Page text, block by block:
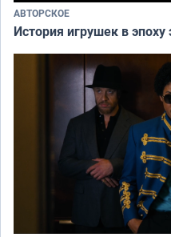
АВТОРСКОЕ
История игрушек в эпоху